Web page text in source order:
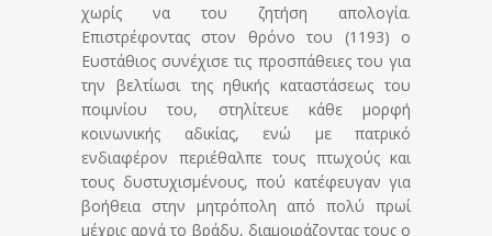
χωρίς να του ζητήση απολογία.
Επιστρέφοντας στον θρόνο του (1193) ο
Ευστάθιος συνέχισε τις προσπάθειες του για
την βελτίωσι της ηθικής καταστάσεως του
ποιμνίου του, στηλίτευε κάθε μορφή
κοινωνικής αδικίας, ενώ με πατρικό
ενδιαφέρον περιέθαλπε τους πτωχούς και
τους δυστυχισμένους, πού κατέφευγαν για
βοήθεια στην μητρόπολη από πολύ πρωί
μέχρις αργά το βράδυ, διαμοιράζοντας τους ο